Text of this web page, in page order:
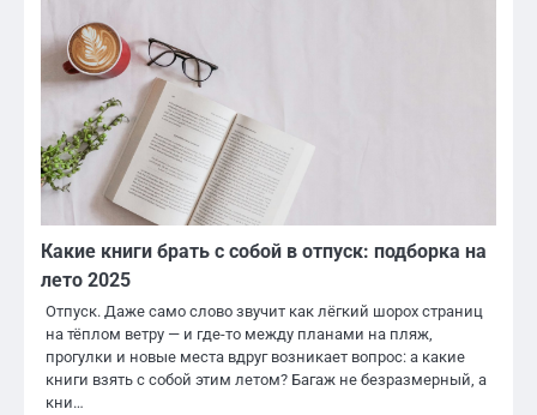
Какие книги брать с собой в отпуск: подборка на
лето 2025
Отпуск. Даже само слово звучит как лёгкий шорох страниц
на тёплом ветру — и где-то между планами на пляж,
прогулки и новые места вдруг возникает вопрос: а какие
книги взять с собой этим летом? Багаж не безразмерный, а
кни…